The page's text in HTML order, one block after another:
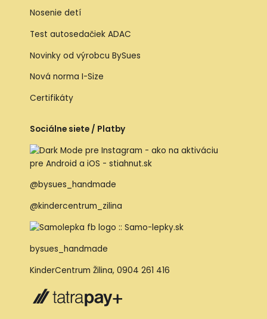
Nosenie detí
Test autosedačiek ADAC
Novinky od výrobcu BySues
Nová norma I-Size
Certifikáty
Sociálne siete / Platby
@bysues_handmade
@kindercentrum_zilina
bysues_handmade
KinderCentrum Žilina, 0904 261 416